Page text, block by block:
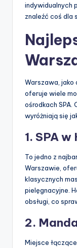
indywidualnych
znaleźć coś dla
Warszawa, jako
oferuje wiele
ośrodkach SPA.
wyróżniają się
1. SPA
To jedno z
Warszawie,
klasycznych
pielęgnacyjne.
obsługi, co
2.
Miejsce